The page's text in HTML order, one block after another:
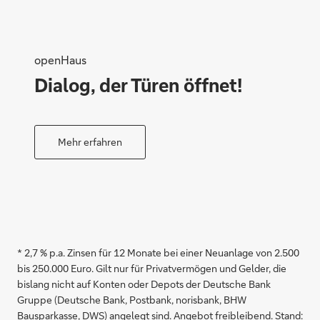
openHaus
Dialog, der Türen öffnet!
Mehr erfahren
* 2,7 % p.a. Zinsen für 12 Monate bei einer Neuanlage von 2.500
bis 250.000 Euro. Gilt nur für Privatvermögen und Gelder, die
bislang nicht auf Konten oder Depots der Deutsche Bank
Gruppe (Deutsche Bank, Postbank, norisbank, BHW
Bausparkasse, DWS) angelegt sind. Angebot freibleibend. Stand: